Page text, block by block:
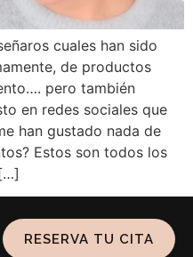
cuales han sido
de productos
pero también
en redes sociales que
han gustado nada de
Estos son todos los
RESERVA TU CITA